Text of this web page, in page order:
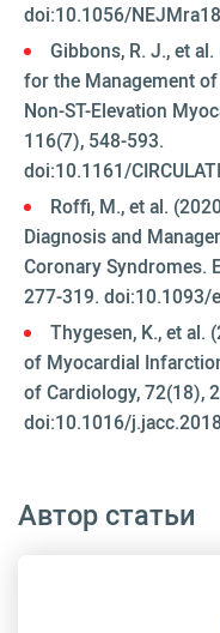
doi:10.1056/
Gibbons, R. J., et
for the Management
Non-ST-Elevation
116(7), 548-593.
doi:10.1161/
Roffi, M., et al.
Diagnosis and
Coronary Syndromes.
277-319. doi:10.1093/
Thygesen, K., et al.
of Myocardial
of Cardiology, 72(18),
doi:10.1016/
Автор статьи